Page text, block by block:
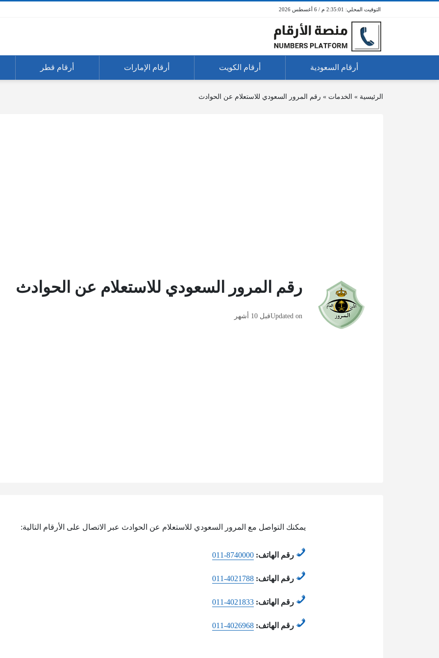
2:35:01 م / 6 أغسطس 2026
أرقام السعودية أرقام الكويت أرقام الإمارات أرقام قطر
الرئيسية » الخدمات » رقم المرور السعودي للاستعلام عن الحوادث
رقم المرور السعودي للاستعلام عن الحوادث
Updated onقبل 10 أشهر
يمكنك التواصل مع المرور السعودي للاستعلام عن الحوادث عبر الاتصال على الأرقام التالية:
رقم الهاتف: 011-8740000
رقم الهاتف: 011-4021788
رقم الهاتف: 011-4021833
رقم الهاتف: 011-4026968